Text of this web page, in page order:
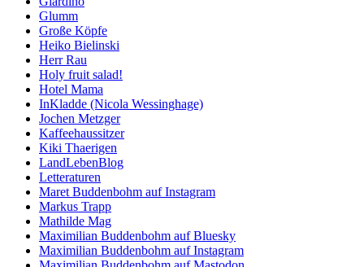
Glumm
Große Köpfe
Heiko Bielinski
Herr Rau
Holy fruit salad!
Hotel Mama
InKladde (Nicola Wessinghage)
Jochen Metzger
Kaffeehaussitzer
Kiki Thaerigen
LandLebenBlog
Letteraturen
Maret Buddenbohm auf Instagram
Markus Trapp
Mathilde Mag
Maximilian Buddenbohm auf Bluesky
Maximilian Buddenbohm auf Instagram